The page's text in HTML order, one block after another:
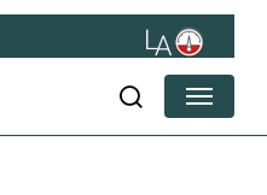
søg
Menu